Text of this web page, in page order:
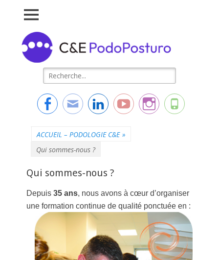
Evolution
L'essentiel de la formation
Rechercher :
Facebook
Adresse
contact
LinkedinYouTube
Instagram
Tél
ACCUEIL – PODOLOGIE C&E »
Qui sommes-nous ?
Qui sommes-nous ?
Depuis 35 ans, nous avons à cœur d’organiser
une formation continue de qualité ponctuée en :